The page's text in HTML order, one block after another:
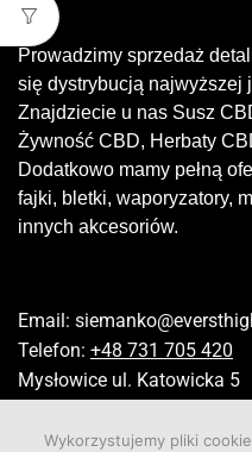
Prowadzimy sprzedaż
się dystrybucją najwyższej
Znajdziecie u nas Susz
Żywność CBD, Herbaty
Dodatkowo mamy pełną
fajki, bletki, waporyzatory,
innych akcesoriów.
Email:
Telefon: +48 731 705 420
Mysłowice ul. Katowicka 5
Wykorzystujemy pliki